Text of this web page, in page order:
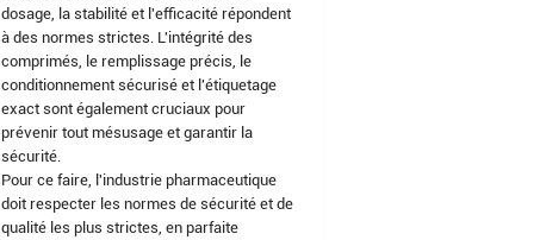
dosage, la stabilité et l'efficacité répondent
à des normes strictes. L'intégrité des
comprimés, le remplissage précis, le
conditionnement sécurisé et l'étiquetage
exact sont également cruciaux pour
prévenir tout mésusage et garantir la
sécurité.
Pour ce faire, l'industrie pharmaceutique
doit respecter les normes de sécurité et de
qualité les plus strictes, en parfaite